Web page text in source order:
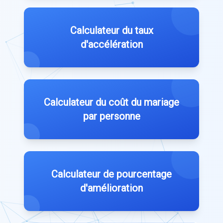
Calculateur du taux
d'accélération
Calculateur du coût du mariage
par personne
Calculateur de pourcentage
d'amélioration